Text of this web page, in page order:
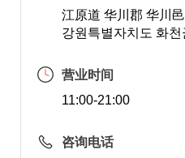
江原道 华川郡 华川
강원특별자치도 화
营业时间
11:00-21:00
咨询电话